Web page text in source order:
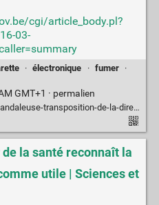
cgi/article_body.pl?
03-
· électronique · fumer
·
GMT+1 · permalien
de-la-directive-sur-les-produits-du-tabac/
la santé reconnaît la
utile | Sciences et